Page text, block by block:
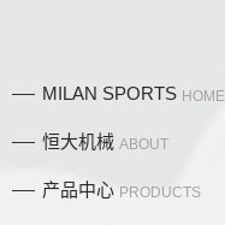
MILAN SPORTS HOME
恒大机械 ABOUT
产品中心 PRODUCTS